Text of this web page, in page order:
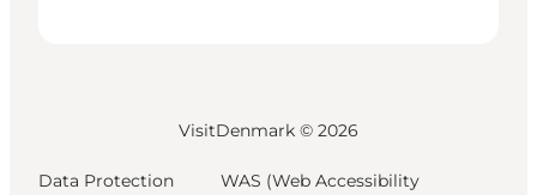
VisitDenmark © 2026
Data Protection
WAS (Web Accessibility